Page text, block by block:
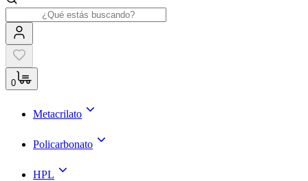
0
Metacrilato
Policarbonato
HPL